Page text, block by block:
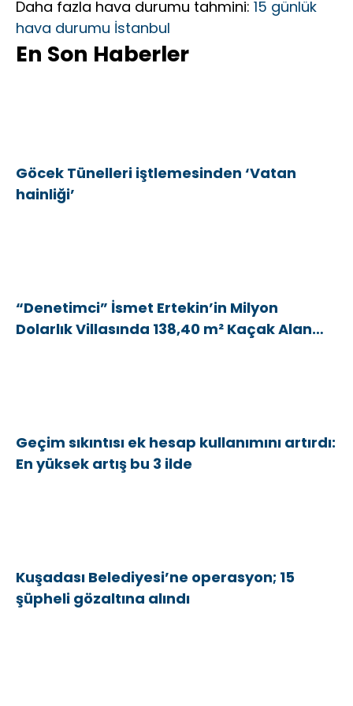
Daha fazla hava durumu tahmini: 15 günlük
hava durumu İstanbul
En Son Haberler
Göcek Tünelleri iştlemesinden ‘Vatan
hainliği’
“Denetimci” İsmet Ertekin’in Milyon
Dolarlık Villasında 138,40 m² Kaçak Alan
Geçim sıkıntısı ek hesap kullanımını artırdı:
En yüksek artış bu 3 ilde
Kuşadası Belediyesi’ne operasyon; 15
şüpheli gözaltına alındı